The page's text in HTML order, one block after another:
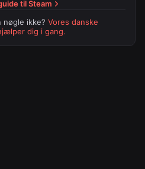
tilSteam
nøgle ikke? Vores danske
dig i gang.